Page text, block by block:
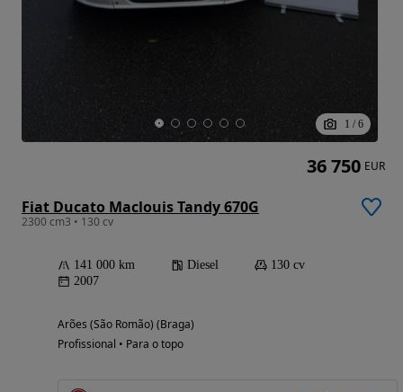
1 / 6
Fiat Ducato Maclouis Tandy 670G
2300 cm3 • 130 cv
141 000 km Diesel
130 cv
2007
Arões (São Romão) (Braga)
Profissional • Para o topo
36 750 EUR